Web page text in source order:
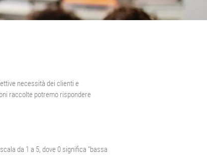
necessità dei clienti e
raccolte potremo rispondere
da 1 a 5, dove 0 significa “bassa